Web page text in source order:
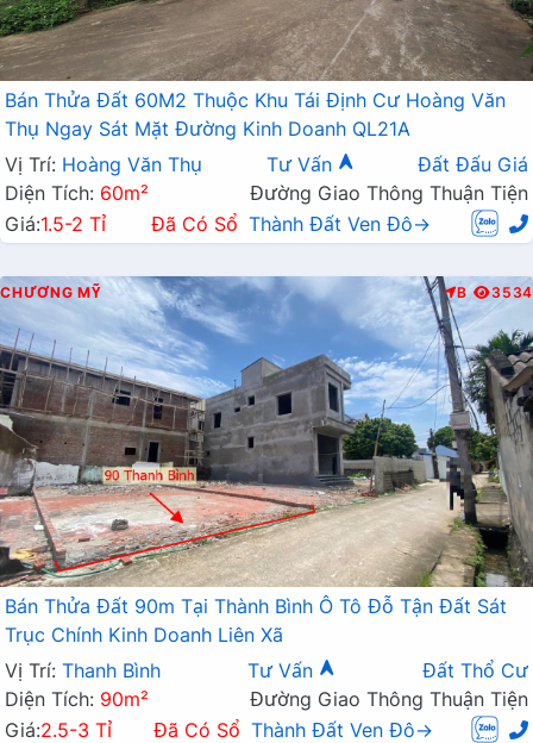
Bán Thửa Đất 60M2 Thuộc Khu Tái Định Cư Hoàng Văn
Thụ Ngay Sát Mặt Đường Kinh Doanh QL21A
Vị Trí: Hoàng Văn Thụ Tư Vấn
Đất Đấu Giá
Diện Tích: 60m²
Đường Giao Thông Thuận Tiện
Giá:1.5-2 Tỉ Đã Có Sổ Thành Đất Ven Đô→
CHƯƠNG MỸ B 3534
Bán Thửa Đất 90m Tại Thành Bình Ô Tô Đỗ Tận Đất Sát
Trục Chính Kinh Doanh Liên Xã
Vị Trí: Thanh Bình Tư Vấn
Đất Thổ Cư
Diện Tích: 90m²
Đường Giao Thông Thuận Tiện
Giá:2.5-3 Tỉ Đã Có Sổ Thành Đất Ven Đô→